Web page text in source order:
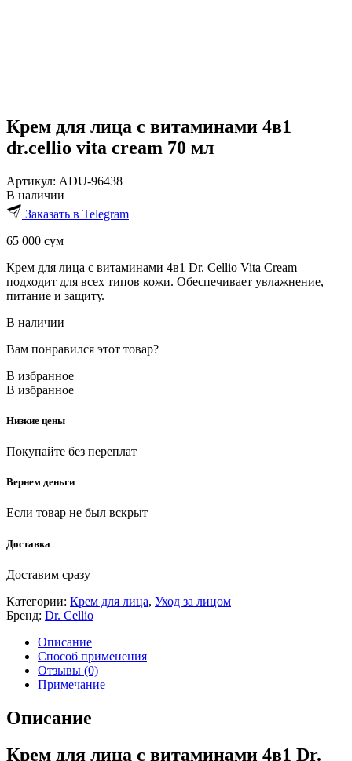
Крем для лица с витаминами 4в1
dr.cellio vita cream 70 мл
Артикул: ADU-96438
В наличии
Заказать в Telegram
65 000 сум
Крем для лица с витаминами 4в1 Dr. Cellio Vita Cream
подходит для всех типов кожи. Обеспечивает увлажнение,
питание и защиту.
В наличии
Вам понравился этот товар?
В избранное
В избранное
Низкие цены
Покупайте без переплат
Вернем деньги
Если товар не был вскрыт
Доставка
Доставим сразу
Категории: Крем для лица, Уход за лицом
Бренд: Dr. Cellio
Описание
Способ применения
Отзывы (0)
Примечание
Описание
Крем для лица с витаминами 4в1 Dr.